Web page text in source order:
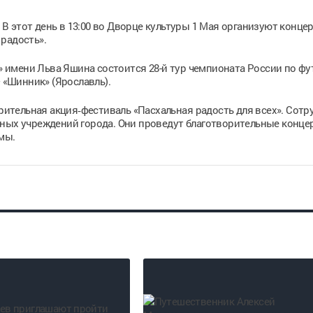
В этот день в 13:00 во Дворце культуры 1 Мая организуют
имени Льва Яшина состоится 28-й тур чемпионата России по
(Ярославль).
акция‑фестиваль «Пасхальная радость для всех».
учреждений города. Они проведут благотворительные